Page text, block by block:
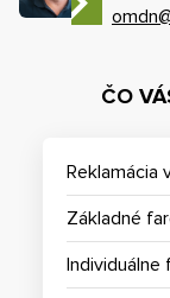
ČO
Reklamácia
Základné